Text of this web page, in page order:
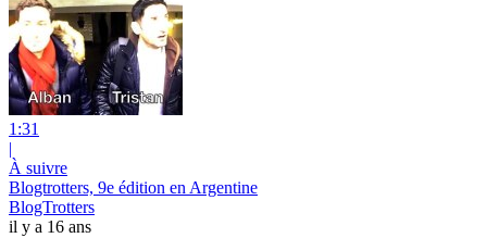
1:31
|
À suivre
Blogtrotters, 9e édition en Argentine
BlogTrotters
il y a 16 ans